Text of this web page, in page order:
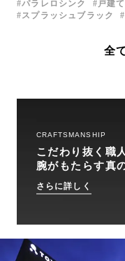
パラレロシンク 戸建て
スプラッシュブラック
全
CRAFTSMANSHIP
こだわり抜く職
腕がもたらす真
さらに詳しく